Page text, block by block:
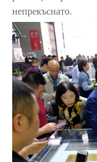
непрекъснато.